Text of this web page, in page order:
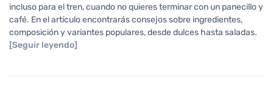
incluso para el tren, cuando no quieres terminar con un panecillo y
café. En el artículo encontrarás consejos sobre ingredientes,
composición y variantes populares, desde dulces hasta saladas.
[Seguir leyendo]